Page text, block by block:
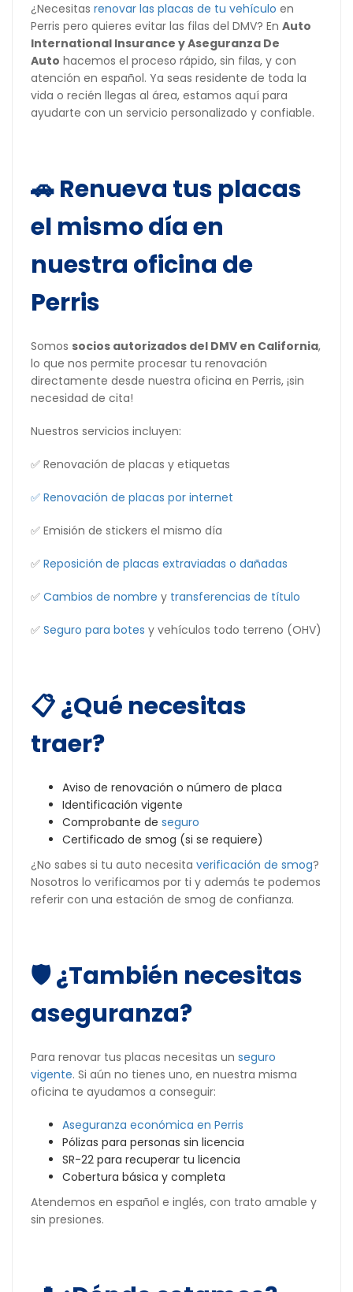
¿Necesitas renovar las placas de tu vehículo en
Perris pero quieres evitar las filas del DMV? En Auto
International Insurance y Aseguranza De
Auto hacemos el proceso rápido, sin filas, y con
atención en español. Ya seas residente de toda la
vida o recién llegas al área, estamos aquí para
ayudarte con un servicio personalizado y confiable.
🚗 Renueva tus placas
el mismo día en
nuestra oficina de
Perris
Somos socios autorizados del DMV en California,
lo que nos permite procesar tu renovación
directamente desde nuestra oficina en Perris, ¡sin
necesidad de cita!
Nuestros servicios incluyen:
✅ Renovación de placas y etiquetas
✅ Renovación de placas por internet
✅ Emisión de stickers el mismo día
✅ Reposición de placas extraviadas o dañadas
✅ Cambios de nombre y transferencias de título
✅ Seguro para botes y vehículos todo terreno (OHV)
📋 ¿Qué necesitas
traer?
Aviso de renovación o número de placa
Identificación vigente
Comprobante de seguro
Certificado de smog (si se requiere)
¿No sabes si tu auto necesita verificación de smog?
Nosotros lo verificamos por ti y además te podemos
referir con una estación de smog de confianza.
🛡️ ¿También necesitas
aseguranza?
Para renovar tus placas necesitas un seguro
vigente. Si aún no tienes uno, en nuestra misma
oficina te ayudamos a conseguir:
Aseguranza económica en Perris
Pólizas para personas sin licencia
SR-22 para recuperar tu licencia
Cobertura básica y completa
Atendemos en español e inglés, con trato amable y
sin presiones.